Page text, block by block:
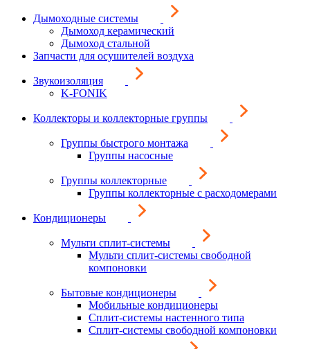
Дымоходные системы
Дымоход керамический
Дымоход стальной
Запчасти для осушителей воздуха
Звукоизоляция
K-FONIK
Коллекторы и коллекторные группы
Группы быстрого монтажа
Группы насосные
Группы коллекторные
Группы коллекторные с расходомерами
Кондиционеры
Мульти сплит-системы
Мульти сплит-системы свободной
компоновки
Бытовые кондиционеры
Мобильные кондиционеры
Сплит-системы настенного типа
Сплит-системы свободной компоновки